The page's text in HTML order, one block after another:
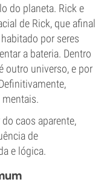
do planeta. Rick e
de Rick, que afinal
por seres
a bateria. Dentro
outro universo, e por
caos aparente,
de
e lógica.